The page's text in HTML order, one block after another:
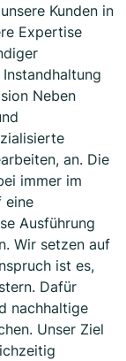
Kunden in
Expertise
Neben
an. Die
immer im
eine
Ausführung
Wir setzen auf
ist es,
Dafür
nachhaltige
Unser Ziel